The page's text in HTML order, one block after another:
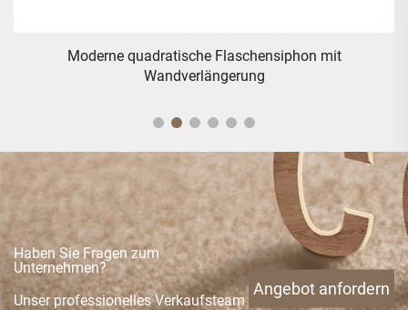
Traditionelles Messing-Handstück - Gold
Haben Sie Fragen zum
Unternehmen?
Unser professionelles Verkaufsteam
Angebot anfordern